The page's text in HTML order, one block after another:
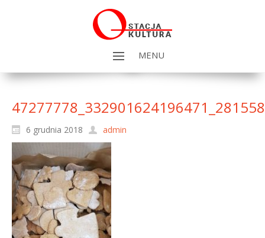
MENU
6 grudnia 2018 admin